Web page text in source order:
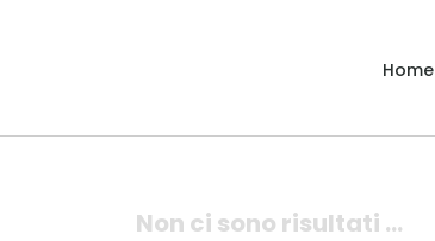
Home
Non ci sono risultati ...